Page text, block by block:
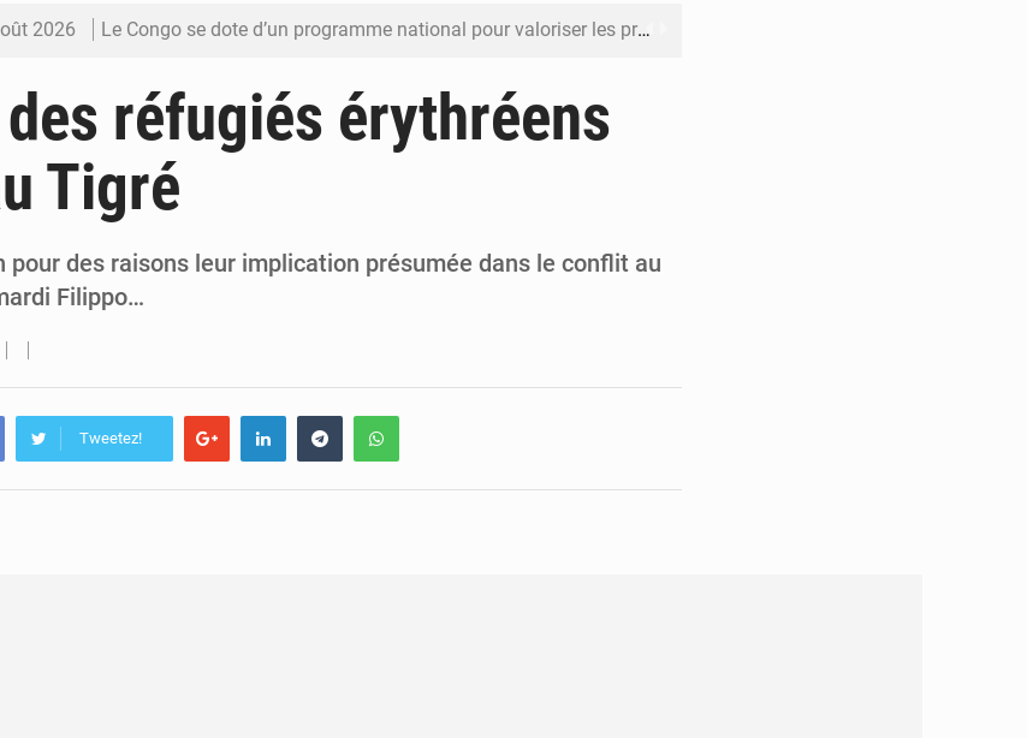
2026 Le Congo se dote d’un programme national pour valoriser les produits forestiers non ligneux
2026 Cémac : la Commission présente à Denis Sassou N’Guesso sa feuille de route
2026 Assassinat de l’entrepreneur sportif Vally Amisi : le principal suspect arrêté à Brazzaville
réfugiés érythréens
Tigré
pour des raisons leur implication présumée dans le conflit au
Filippo…
Tweetez!